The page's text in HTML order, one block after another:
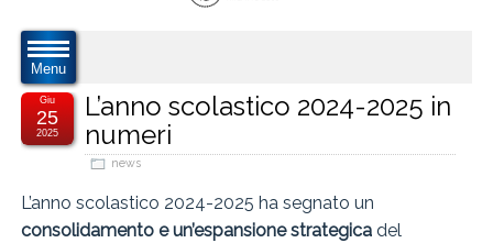
Menu
L’anno scolastico 2024-2025 in
numeri
news
Giu
25
2025
L’anno scolastico 2024-2025 ha segnato un
consolidamento e un’espansione strategicadel